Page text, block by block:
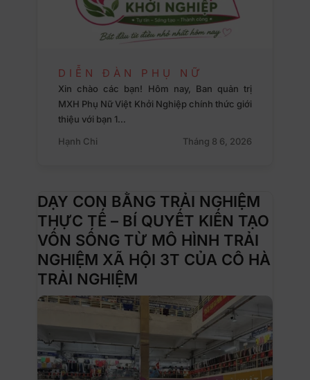
DIỄN ĐÀN PHỤ NỮ
Xin chào các bạn! Hôm nay, Ban quản trị
MXH Phụ Nữ Việt Khởi Nghiệp chính thức giới
thiệu với bạn 1…
Hạnh Chi
Tháng 8 6, 2026
DẠY CON BẰNG TRẢI NGHIỆM
THỰC TẾ – BÍ QUYẾT KIẾN TẠO
VỐN SỐNG TỪ MÔ HÌNH TRẢI
NGHIỆM XÃ HỘI 3T CỦA CÔ HÀ
TRẢI NGHIỆM